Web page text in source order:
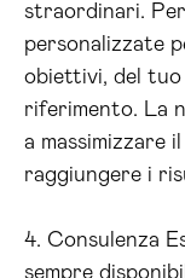
straordinari.
personalizzate
obiettivi, del
riferimento. La
a massimizzare
raggiungere i
4. Consulenza
sempre